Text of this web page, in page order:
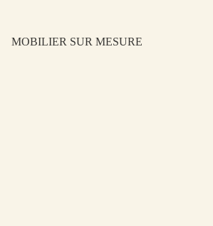
MOBILIER SUR MESURE